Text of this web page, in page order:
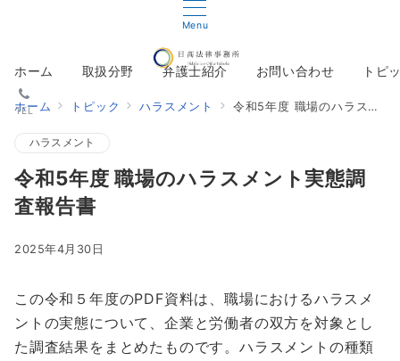
Menu
TEL
ホーム 取扱分野 弁護士紹介 お問い合わせ トピ
ホーム トピック ハラスメント 令和5年度 職場のハラスメント実態調査報告書
ハラスメント
令和5年度 職場のハラスメント実態調
査報告書
2025年4月30日
この令和５年度のPDF資料は、職場におけるハラスメ
ントの実態について、企業と労働者の双方を対象とし
た調査結果をまとめたものです。ハラスメントの種類